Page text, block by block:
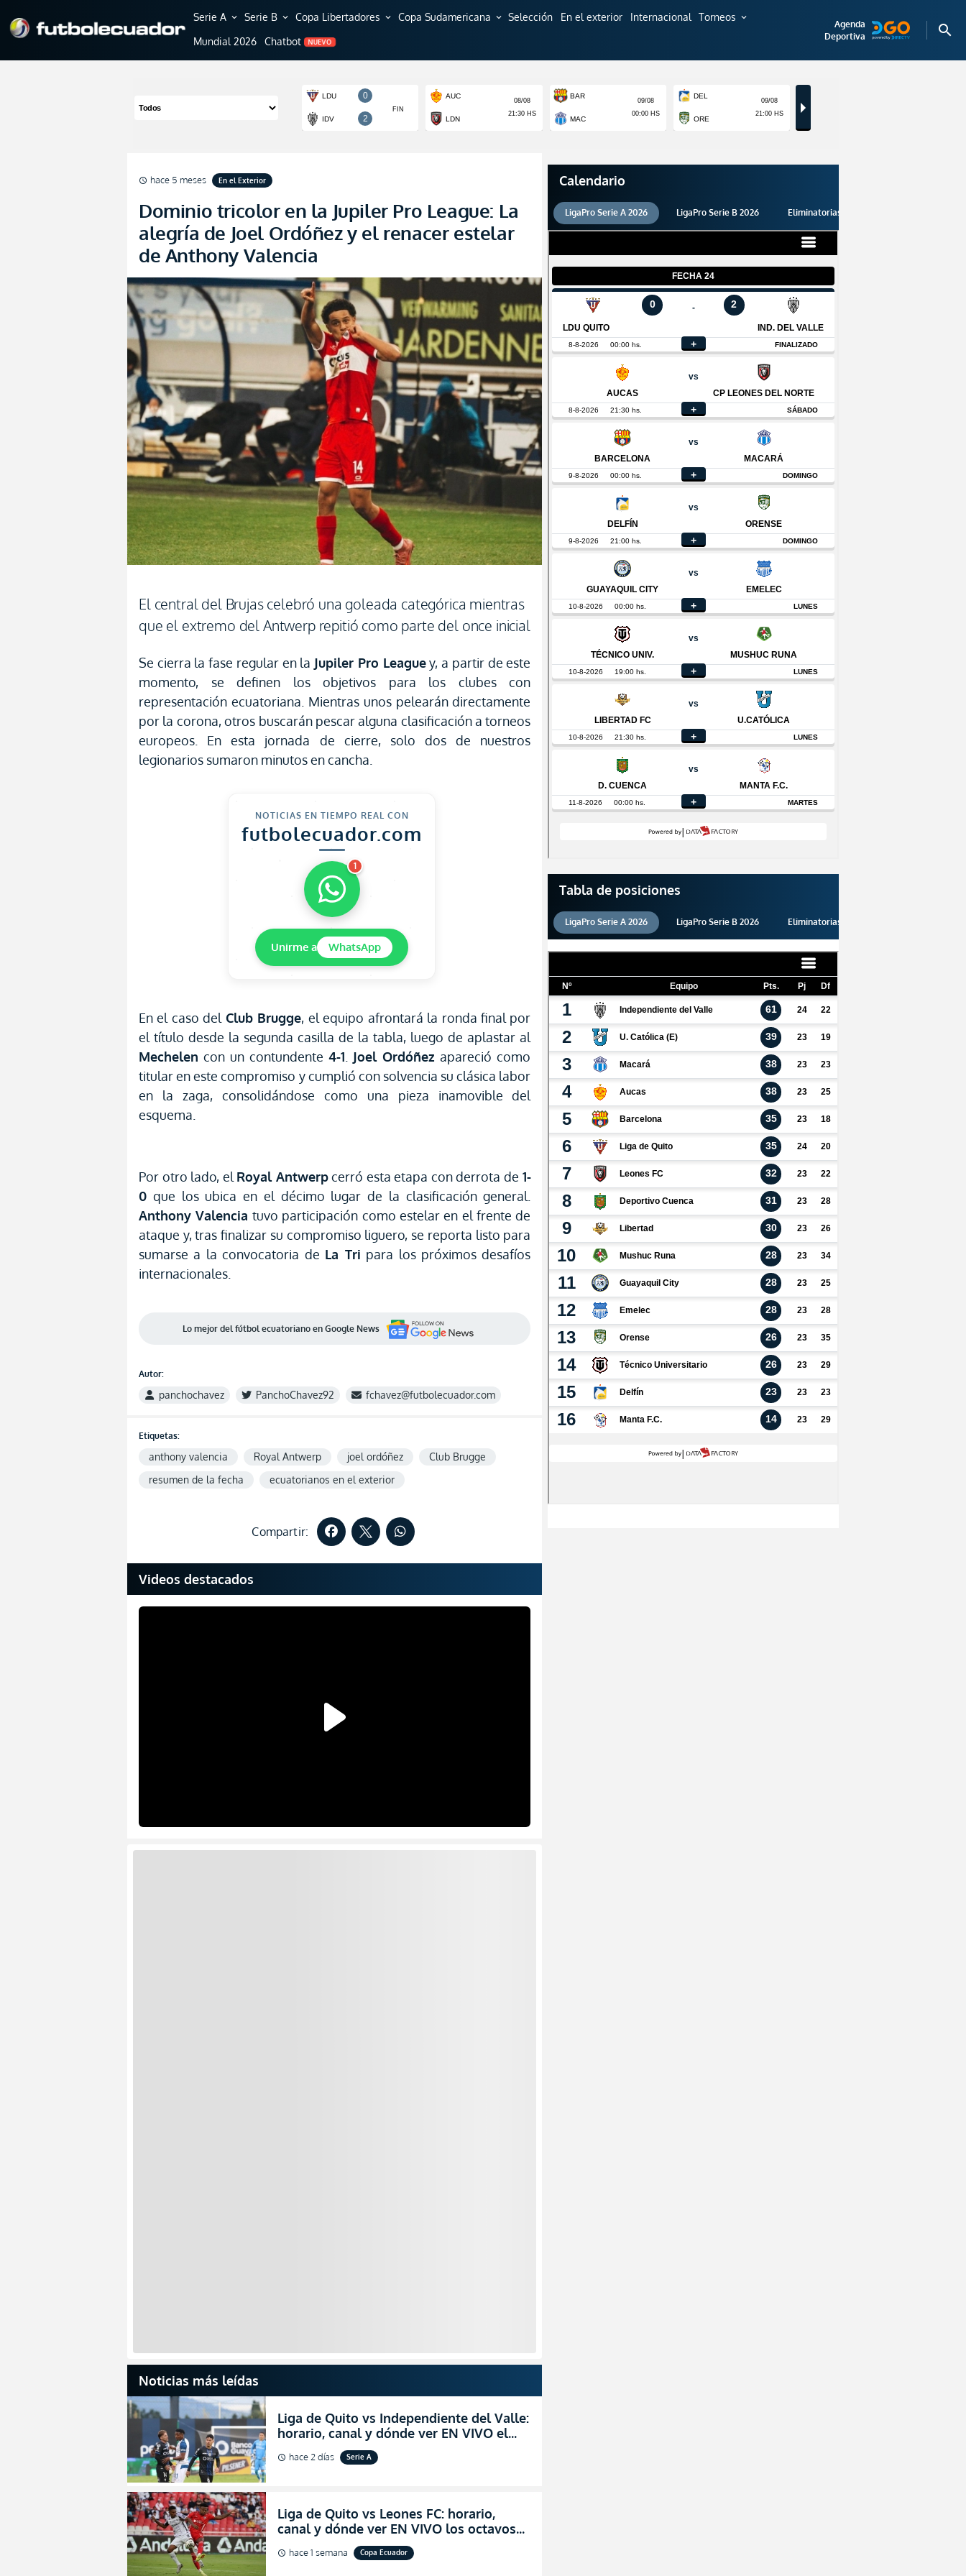
Serie A expand_more Serie B expand_more Copa Libertadores expand_more Copa Sudamericana expand_more Selección En el exterior Internacional Torneos expand_more
Mundial 2026 Chatbot NUEVO
Agenda
Deportiva
search
schedule hace 5 meses En el Exterior
Dominio tricolor en la Jupiler Pro League: La
alegría de Joel Ordóñez y el renacer estelar
de Anthony Valencia
El central del Brujas celebró una goleada categórica mientras
que el extremo del Antwerp repitió como parte del once inicial
Se cierra la fase regular en la Jupiler Pro Leaguey, a partir de este
momento, se definen los objetivos para los clubes con
representación ecuatoriana. Mientras unos pelearán directamente
por la corona, otros buscarán pescar alguna clasificación a torneos
europeos. En esta jornada de cierre, solo dos de nuestros
legionarios sumaron minutos en cancha.
NOTICIAS EN TIEMPO REAL CON
futbolecuador.com
1
Unirme a WhatsApp
En el caso del Club Brugge, el equipo afrontará la ronda final por
el título desde la segunda casilla de la tabla, luego de aplastar al
Mechelen con un contundente4-1 Joel Ordóñez apareció como
titular en este compromiso y cumplió con solvencia su clásica labor
en la zaga, consolidándose como una pieza inamovible del
esquema.
Por otro lado, el Royal Antwerpcerró esta etapa con derrota de 1-
0 que los ubica en el décimo lugar de la clasificación general.
Anthony Valencia tuvo participación como estelar en el frente de
ataque y, tras finalizar su compromiso liguero, se reporta listo para
sumarse a la convocatoria de La Tri para los próximos desafíos
internacionales.
Lo mejor del fútbol ecuatoriano en Google News
Autor:
panchochavez PanchoChavez92 fchavez@futbolecuador.com
Etiquetas:
anthony valencia Royal Antwerp joel ordóñez
Club Brugge
resumen de la fecha
ecuatorianos en el exterior
Compartir:
Videos destacados
Noticias más leídas
Liga de Quito vs Independiente del Valle:
horario, canal y dónde ver EN VIVO el
partidazo por la fecha 24 de la LigaPro
2026
schedule hace 2 días Serie A
Liga de Quito vs Leones FC: horario,
canal y dónde ver EN VIVO los octavos
de final de la Copa Ecuador 2026
schedule hace 1 semana Copa Ecuador
Calendario
LigaPro Serie A 2026 LigaPro Serie B 2026 Eliminatorias 2026
Tabla de posiciones
LigaPro Serie A 2026 LigaPro Serie B 2026 Eliminatorias 2026